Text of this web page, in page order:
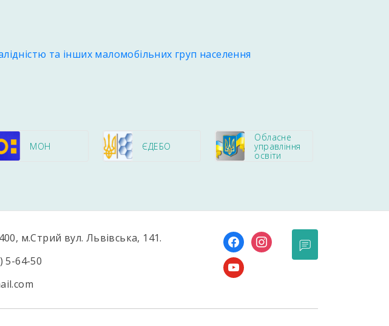
та інших маломобільних груп населення
МОН ЄДЕБО
Обласне
управління
освіти
м.Стрий вул. Львівська, 141.
5-64-50
facebookinstagram
youtube